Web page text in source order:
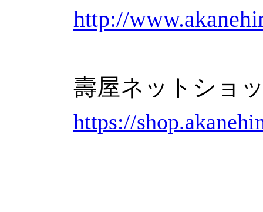
http://
壽屋ネットショ
https://